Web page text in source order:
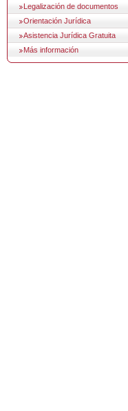
Legalización de documentos
Orientación Jurídica
Asistencia Jurídica Gratuita
Más información